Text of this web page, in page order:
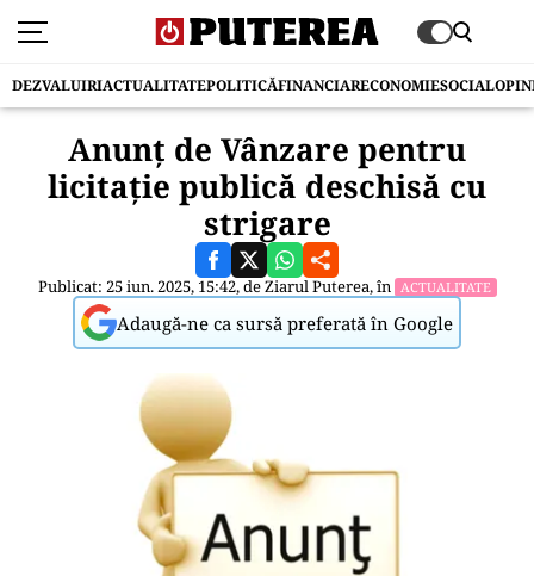
DEZVALUIRIACTUALITATEPOLITICĂFINANCIARECONOMIESOCIAL
Anunţ de Vânzare pentru
licitaţie publică deschisă cu
strigare
Publicat: 25 iun. 2025, 15:42, deZiarul Puterea, în ACTUALITATE
Adaugă-ne ca sursă preferată în Google